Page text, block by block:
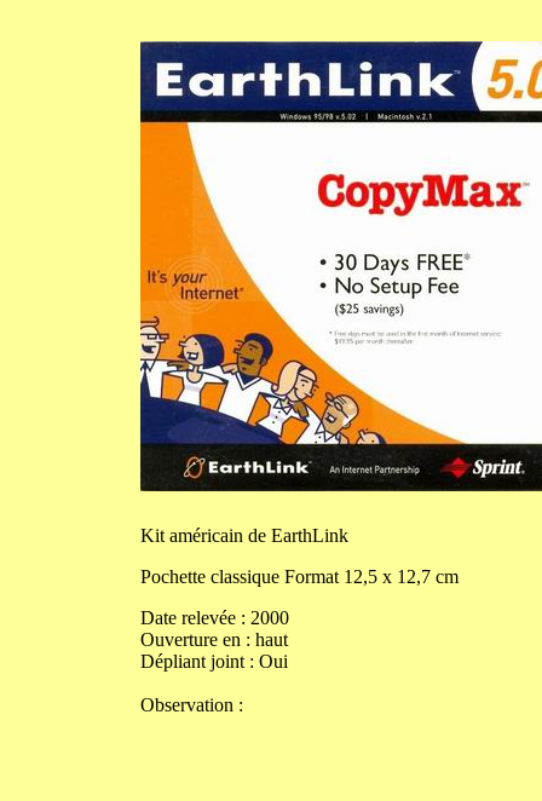
Kit américain de EarthLink
Pochette classique Format 12,5x 12,7cm
Date relevée : 2000
Ouverture en : haut
Dépliant joint : Oui
Observation :